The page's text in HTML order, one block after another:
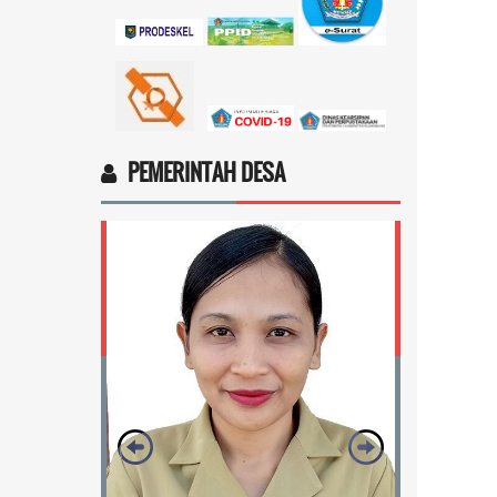
sosial dari pemerintah...selengkapnya
Marten Keny Balubun
17 November 2025 11:18:28
PEMERINTAH DESA